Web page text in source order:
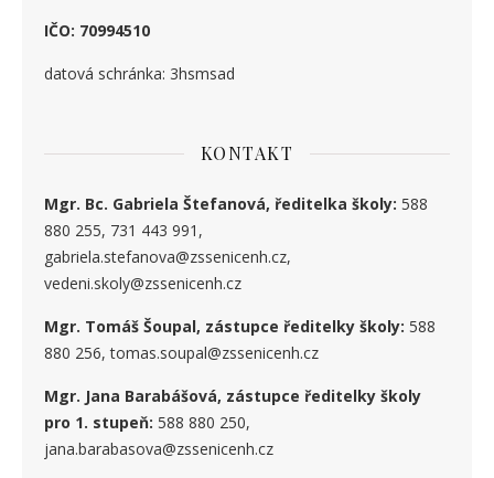
IČO: 70994510
datová schránka: 3hsmsad
KONTAKT
Mgr. Bc. Gabriela Štefanová, ředitelka školy: 588
880 255, 731 443 991,
gabriela.stefanova@zssenicenh.cz,
vedeni.skoly@zssenicenh.cz
Mgr. Tomáš Šoupal, zástupce ředitelky školy: 588
880 256, tomas.soupal@zssenicenh.cz
Mgr. Jana Barabášová, zástupce ředitelky školy
pro 1. stupeň: 588 880 250,
jana.barabasova@zssenicenh.cz